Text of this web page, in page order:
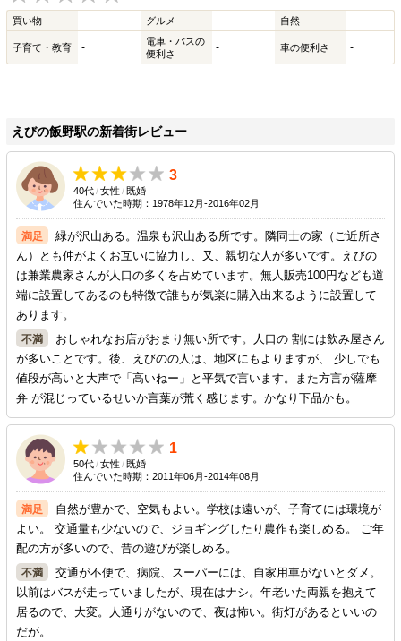
買い物 - グルメ - 自然 -
子育て・教育 -
電車・バスの
便利さ
- 車の便利さ -
えびの飯野駅の新着街レビュー
3
40代/女性/ 既婚
住んでいた時期：1978年12月-2016年02月
緑が沢山ある。温泉も沢山ある所です。隣同士の家（ご近所さ
ん）とも仲がよくお互いに協力し、又、親切な人が多いです。えびの
は兼業農家さんが人口の多くを占めています。無人販売100円なども道
端に設置してあるのも特徴で誰もが気楽に購入出来るように設置して
あります。
おしゃれなお店がおまり無い所です。人口の 割には飲み屋さん
が多いことです。後、えびのの人は、地区にもよりますが、 少しでも
値段が高いと大声で「高いねー」と平気で言います。また方言が薩摩
弁 が混じっているせいか言葉が荒く感じます。かなり下品かも。
1
50代/女性/ 既婚
住んでいた時期：2011年06月-2014年08月
自然が豊かで、空気もよい。学校は遠いが、子育てには環境が
よい。 交通量も少ないので、ジョギングしたり農作も楽しめる。 ご年
配の方が多いので、昔の遊びが楽しめる。
交通が不便で、病院、スーパーには、自家用車がないとダメ。
以前はバスが走っていましたが、現在はナシ。年老いた両親を抱えて
居るので、大変。人通りがないので、夜は怖い。街灯があるといいの
だが。